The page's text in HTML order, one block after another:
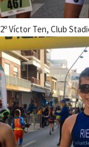
Víctor Ten, Club